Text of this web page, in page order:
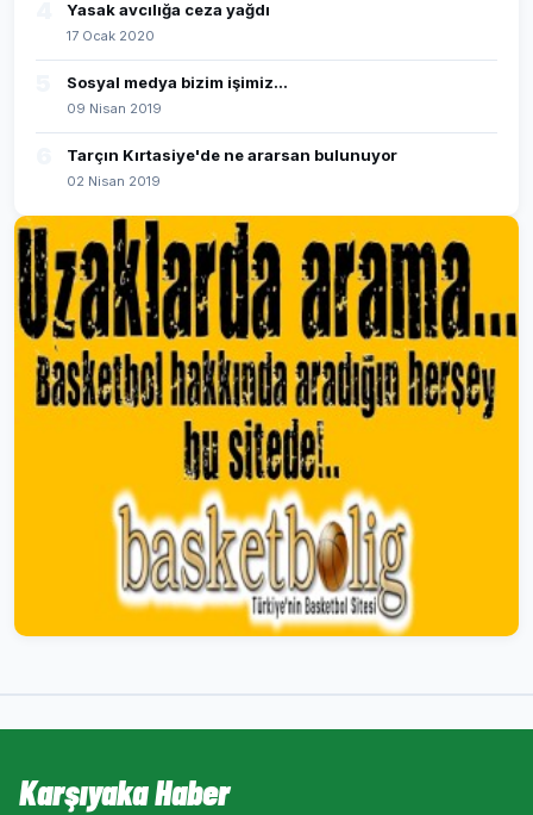
Yasak avcılığa ceza yağdı
17 Ocak 2020
Sosyal medya bizim işimiz...
09 Nisan 2019
Tarçın Kırtasiye'de ne ararsan bulunuyor
02 Nisan 2019
Karşıyaka Haber